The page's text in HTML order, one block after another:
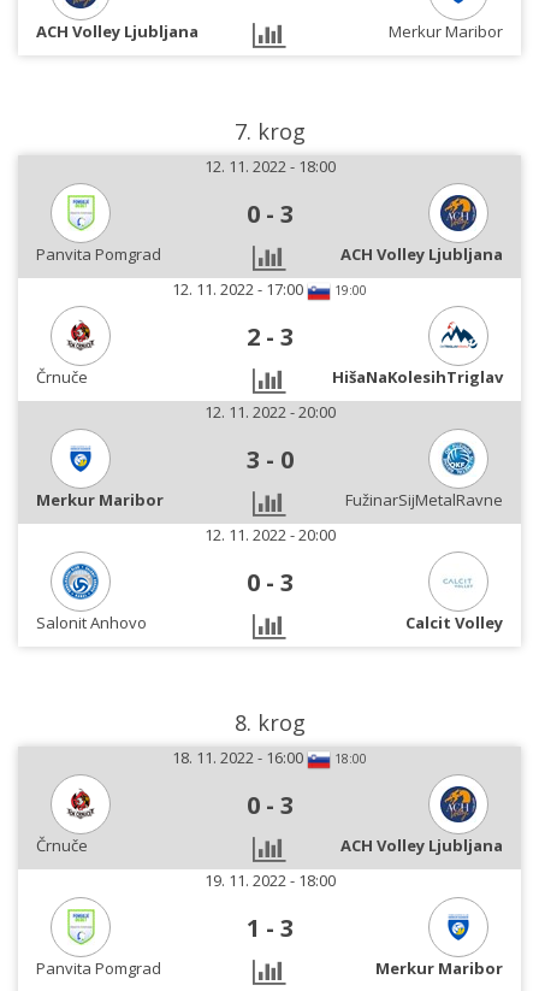
ACH Volley Ljubljana Merkur Maribor
7. krog
12. 11. 2022 - 18:00
0 - 3
Panvita Pomgrad
ACH Volley Ljubljana
12. 11. 2022 - 17:00
19:00
2 - 3
Črnuče
HišaNaKolesihTriglav
12. 11. 2022 - 20:00
3 - 0
Merkur Maribor
FužinarSijMetalRavne
12. 11. 2022 - 20:00
0 - 3
Salonit Anhovo Calcit Volley
8. krog
18. 11. 2022 - 16:00 18:00
0 - 3
Črnuče
ACH Volley Ljubljana
19. 11. 2022 - 18:00
1 - 3
Panvita Pomgrad
Merkur Maribor